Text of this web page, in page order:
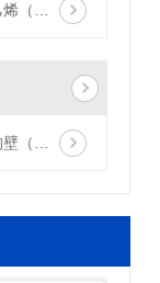
双高筋增强聚乙烯（HDPE）缠绕管
聚乙烯缠绕结构壁（B型）管材（克拉管）